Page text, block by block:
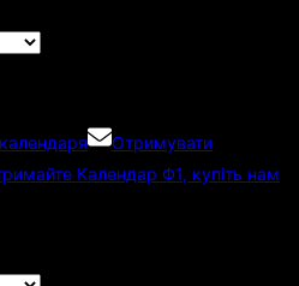
Отримувати
Календар Ф1, купіть нам